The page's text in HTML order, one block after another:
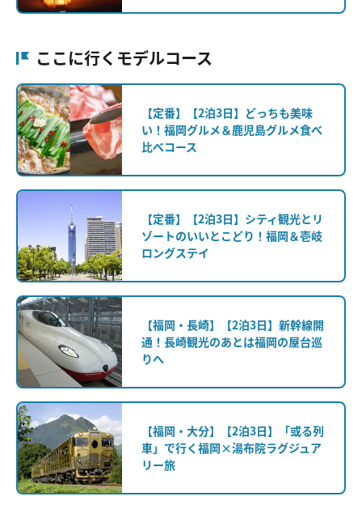
ここに行くモデルコース
【定番】【2泊3日】どっちも美味
い！福岡グルメ＆鹿児島グルメ食べ
比べコース
【定番】【2泊3日】シティ観光とリ
ゾートのいいとこどり！福岡＆壱岐
ロングステイ
【福岡・長崎】【2泊3日】新幹線開
通！長崎観光のあとは福岡の屋台巡
りへ
【福岡・大分】【2泊3日】「或る列
車」で行く福岡×湯布院ラグジュア
リー旅